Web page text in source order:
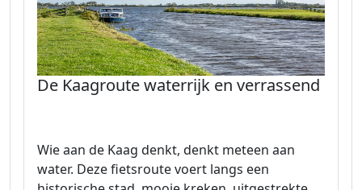
De Kaagroute waterrijk en verrassend
Wie aan de Kaag denkt, denkt meteen aan
water. Deze fietsroute voert langs een